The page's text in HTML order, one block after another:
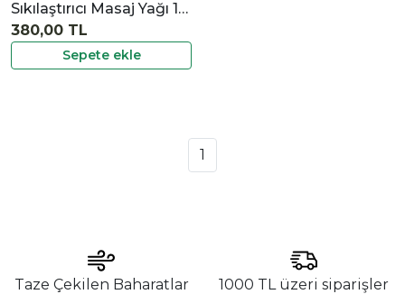
Sıkılaştırıcı Masaj Yağı 100 ml
Sepete ekle
380,00 TL
1
Taze Çekilen Baharatlar
1000 TL üzeri siparişler